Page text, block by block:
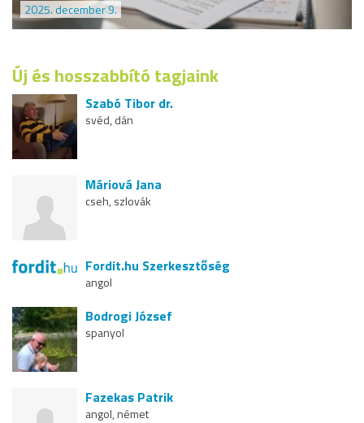
2025. december 9.
Új és hosszabbító tagjaink
Szabó Tibor dr.
svéd, dán
Máriová Jana
cseh, szlovák
Fordit.hu Szerkesztőség
angol
Bodrogi József
spanyol
Fazekas Patrik
angol, német